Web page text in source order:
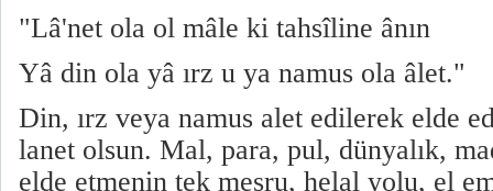
"Lâ'net ola ol mâle ki tahsîline ânın
Yâ din ola yâ ırz u ya namus ola âlet."
Din, ırz veya namus alet edilerek elde
lanet olsun. Mal, para, pul, dünyalık,
elde etmenin tek meşru, helal yolu, el